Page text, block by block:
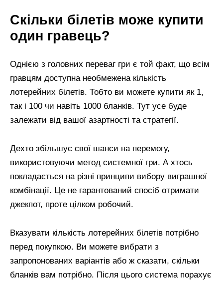
Скільки білетів може купити
один гравець?
Однією з головних переваг гри є той факт, що всім
гравцям доступна необмежена кількість
лотерейних білетів. Тобто ви можете купити як 1,
так і 100 чи навіть 1000 бланків. Тут усе буде
залежати від вашої азартності та стратегії.
Дехто збільшує свої шанси на перемогу,
використовуючи метод системної гри. А хтось
покладається на різні принципи вибору виграшної
комбінації. Це не гарантований спосіб отримати
джекпот, проте цілком робочий.
Вказувати кількість лотерейних білетів потрібно
перед покупкою. Ви можете вибрати з
запропонованих варіантів або ж сказати, скільки
бланків вам потрібно. Після цього система порахує